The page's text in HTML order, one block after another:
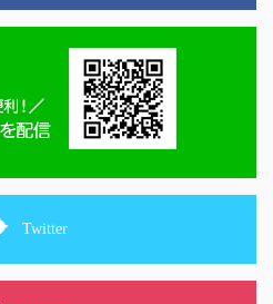
Twitter